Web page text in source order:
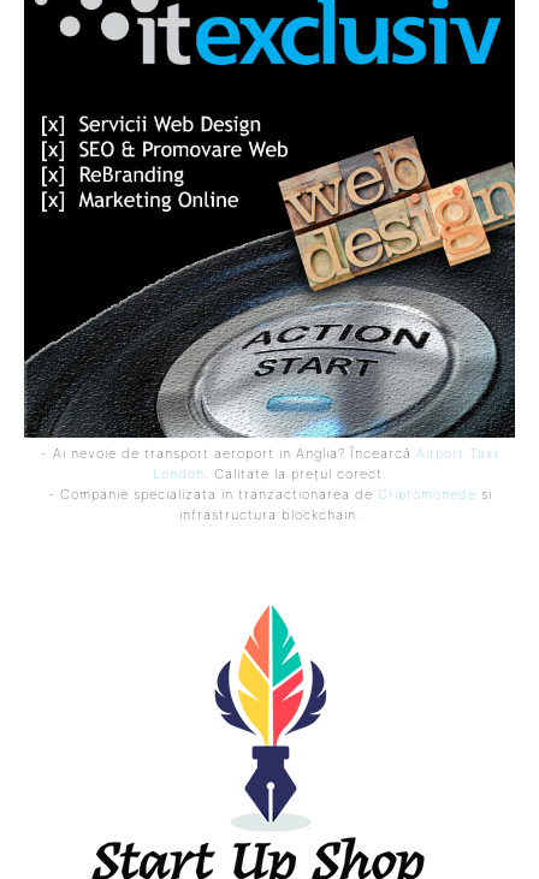
- Ai nevoie de transport aeroport in Anglia? Încearcă Airport Taxi
London. Calitate la prețul corect.
- Companie specializata in tranzactionarea de Criptomonede si
infrastructura blockchain.